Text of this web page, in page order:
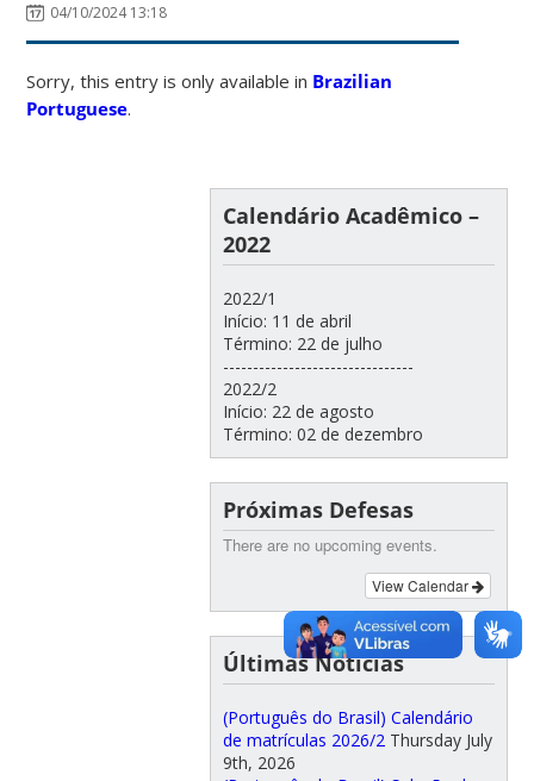
04/10/2024 13:18
Sorry, this entry is only available in Brazilian
Portuguese.
Calendário Acadêmico –
2022
2022/1
Início: 11 de abril
Término: 22 de julho
--------------------------------
2022/2
Início: 22 de agosto
Término: 02 de dezembro
Próximas Defesas
There are no upcoming events.
View Calendar
Últimas Notícias
(Português do Brasil) Calendário
de matrículas 2026/2 Thursday July
9th, 2026